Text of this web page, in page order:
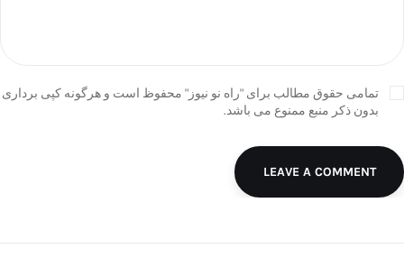
تمامی حقوق مطالب برای "راه نو نیوز" محفوظ است و هرگونه کپی برداری
بدون ذکر منبع ممنوع می باشد.
LEAVE A COMMENT